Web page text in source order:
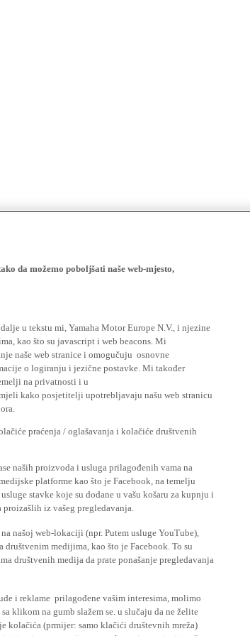
da možemo poboljšati naše web-mjesto,
u tekstu mi, Yamaha Motor Europe N.V., i njezine
kao što su javascript i web beacons. Mi
naše web stranice i omogučuju osnovne
o logiranju i jezične postavke. Mi također
na privatnosti i u
kako posjetitelji upotrebljavaju našu web stranicu
praćenja / oglašavanja i kolačiće društvenih
naših proizvoda i usluga prilagođenih vama na
platforme kao što je Facebook, na temelju
stavke koje su dodane u vašu košaru za kupnju i
iz vašeg pregledavanja.
našoj web-lokaciji (npr. Putem usluge YouTube),
medijima, kao što je Facebook. To su
društvenih medija da prate ponašanje pregledavanja
i reklame prilagođene vašim interesima, molimo
klikom na gumb slažem se. u slučaju da ne želite
kolačića (prmijer: samo klačići društevnih mreža)